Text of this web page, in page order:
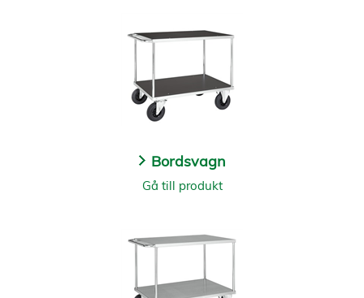
Bordsvagn
Gå till produkt